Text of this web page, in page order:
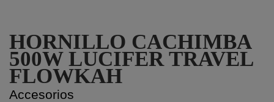
HORNILLO CACHIMBA
500W LUCIFER TRAVEL
FLOWKAH
Accesorios